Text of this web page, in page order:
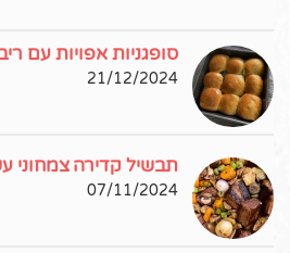
סופגניות אפויות עם
21/12/2024
תבשיל קדירה צמחוני
07/11/2024